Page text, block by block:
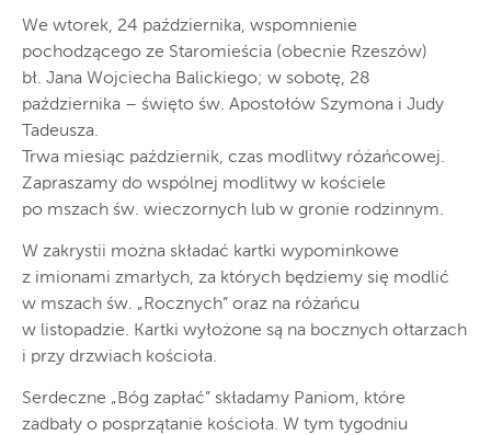
We wtorek, 24 października, wspomnienie
pochodzącego ze Staromieścia (obecnie Rzeszów)
bł. Jana Wojciecha Balickiego; w sobotę, 28
października – święto św. Apostołów Szymona i Judy
Tadeusza.
Trwa miesiąc październik, czas modlitwy różańcowej.
Zapraszamy do wspólnej modlitwy w kościele
po mszach św. wieczornych lub w gronie rodzinnym.
W zakrystii można składać kartki wypominkowe
z imionami zmarłych, za których będziemy się modlić
w mszach św. „Rocznych” oraz na różańcu
w listopadzie. Kartki wyłożone są na bocznych ołtarzach
i przy drzwiach kościoła.
Serdeczne „Bóg zapłać” składamy Paniom, które
zadbały o posprzątanie kościoła. W tym tygodniu